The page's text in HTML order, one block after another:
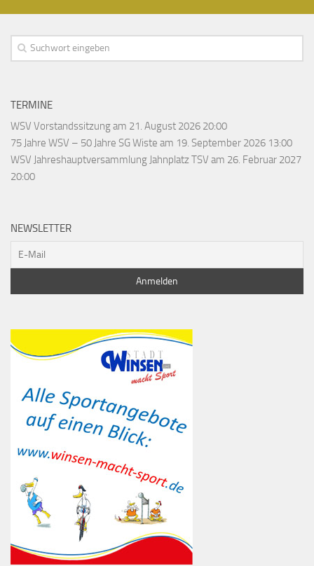
TERMINE
WSV Vorstandssitzungam 21. August 2026 20:00
75 Jahre WSV – 50 Jahre SG Wiste am 19. September 2026 13:00
WSV Jahreshauptversammlung Jahnplatz TSV am 26. Februar 2027
20:00
NEWSLETTER